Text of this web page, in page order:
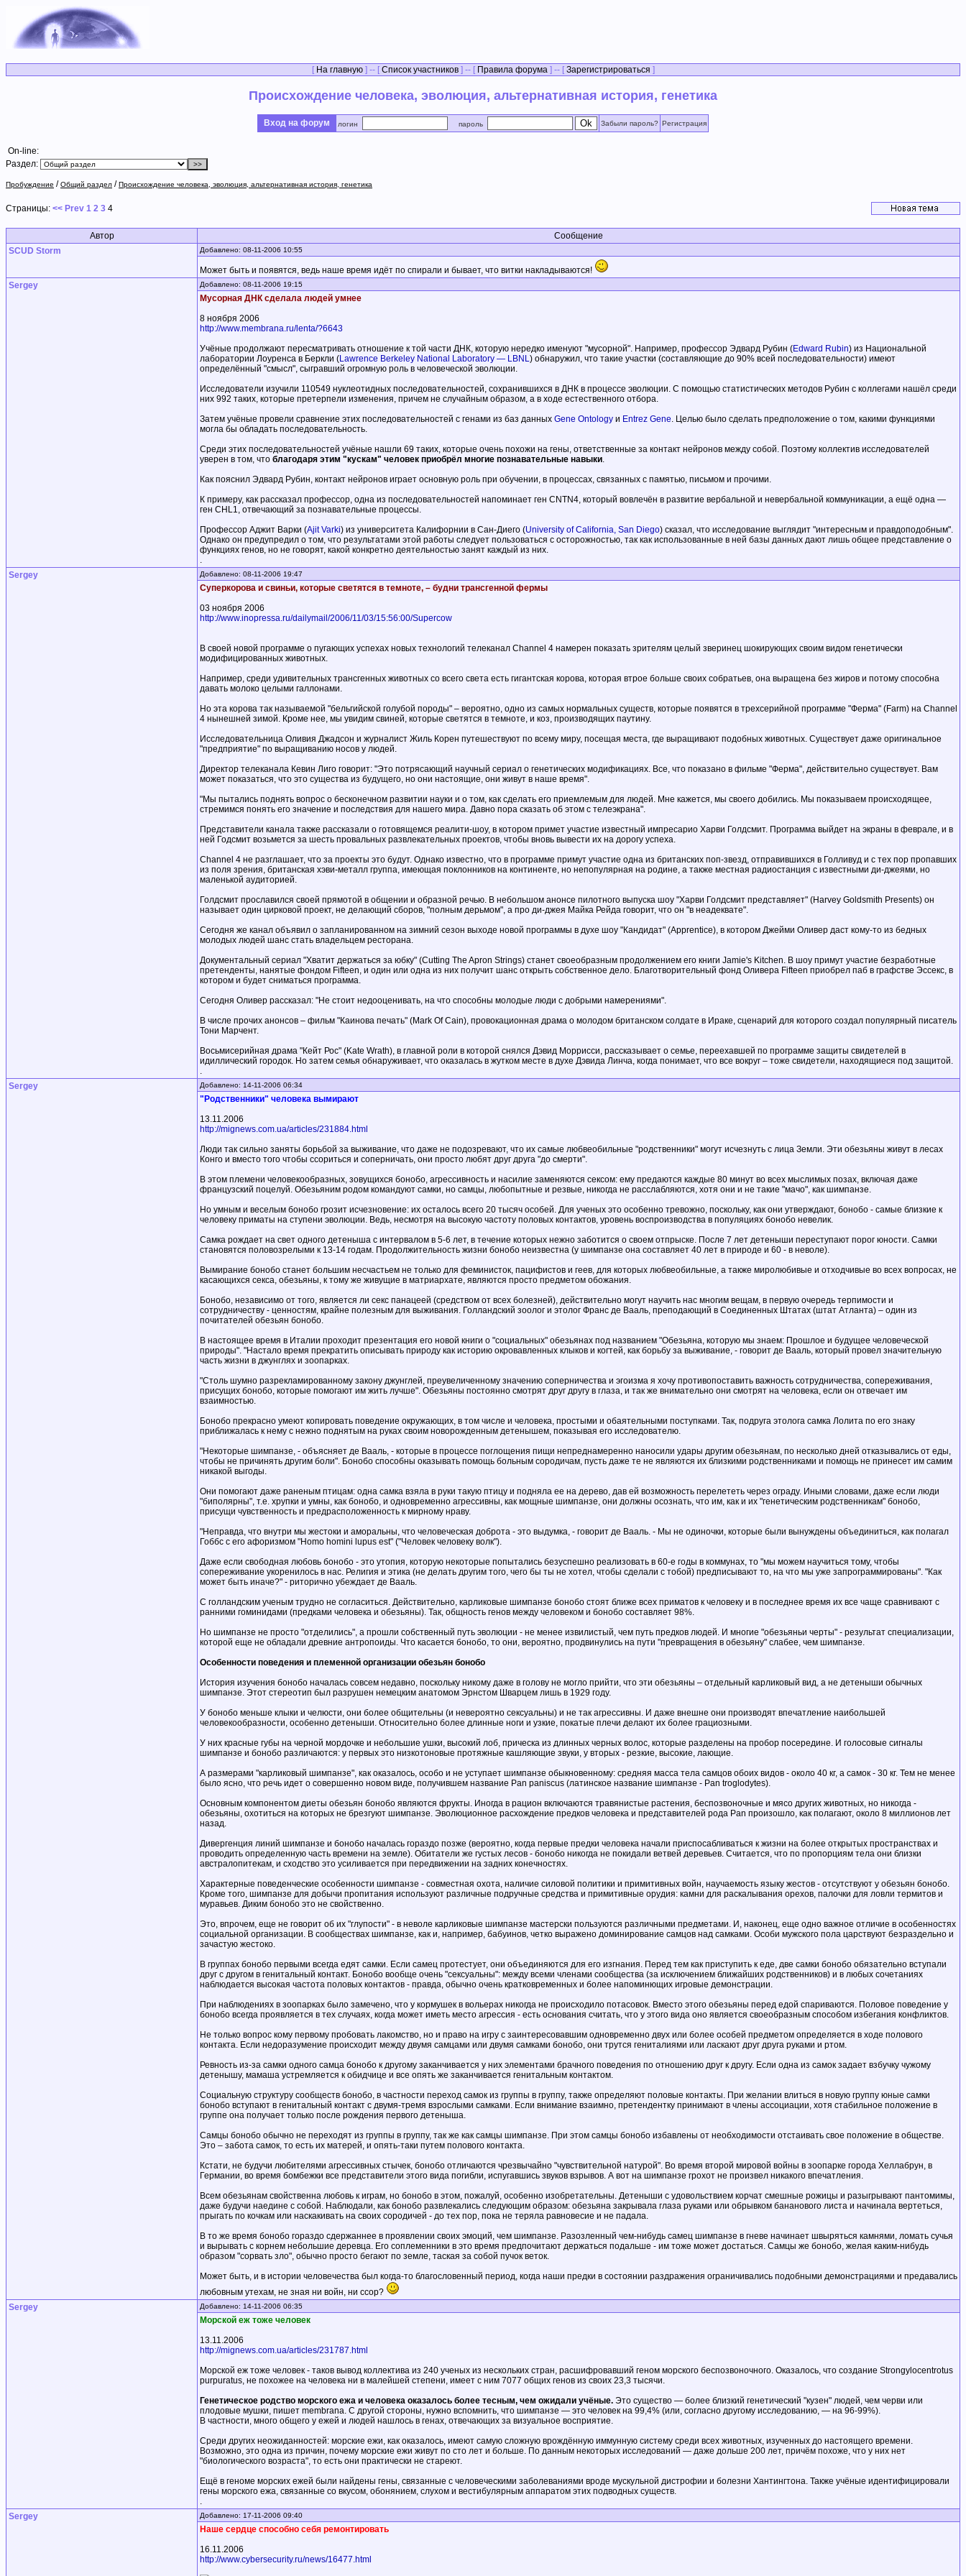
[ На главную] -- [ Список участников] -- [ Правила форума] -- [ Зарегистрироваться ]
Происхождение человека, эволюция, альтернативная история, генетика
Вход на форум логин пароль Забыли пароль? Регистрация
On-line:
Раздел:
Пробуждение /Общий раздел /Происхождение человека, эволюция, альтернативная история, генетика
Страницы: << Prev 1 2 3 4
Автор
Сообщение
SCUD Storm
Добавлено: 08-11-2006 10:55
Может быть и появятся, ведь наше время идёт по спирали и бывает, что витки накладываются!
Sergey
Добавлено: 08-11-2006 19:15
Мусорная ДНК сделала людей умнее
8 ноября 2006
http://www.membrana.ru/lenta/?6643
Учёные продолжают пересматривать отношение к той части ДНК, которую нередко именуют "мусорной". Например, профессор Эдвард Рубин (Edward Rubin) из Национальной
лаборатории Лоуренса в Беркли (Lawrence Berkeley National Laboratory — LBNL) обнаружил, что такие участки (составляющие до 90% всей последовательности) имеют
определённый "смысл", сыгравший огромную роль в человеческой эволюции.
Исследователи изучили 110549 нуклеотидных последовательностей, сохранившихся в ДНК в процессе эволюции. С помощью статистических методов Рубин с коллегами нашёл среди
них 992 таких, которые претерпели изменения, причем не случайным образом, а в ходе естественного отбора.
Затем учёные провели сравнение этих последовательностей с генами из баз данных Gene Ontology и Entrez Gene. Целью было сделать предположение о том, какими функциями
могла бы обладать последовательность.
Среди этих последовательностей учёные нашли 69 таких, которые очень похожи на гены, ответственные за контакт нейронов между собой. Поэтому коллектив исследователей
уверен в том, что благодаря этим "кускам" человек приобрёл многие познавательные навыки.
Как пояснил Эдвард Рубин, контакт нейронов играет основную роль при обучении, в процессах, связанных с памятью, письмом и прочими.
К примеру, как рассказал профессор, одна из последовательностей напоминает ген CNTN4, который вовлечён в развитие вербальной и невербальной коммуникации, а ещё одна —
ген CHL1, отвечающий за познавательные процессы.
Профессор Аджит Варки (Ajit Varki) из университета Калифорнии в Сан-Диего (University of California, San Diego) сказал, что исследование выглядит "интересным и правдоподобным".
Однако он предупредил о том, что результатами этой работы следует пользоваться с осторожностью, так как использованные в ней базы данных дают лишь общее представление о
функциях генов, но не говорят, какой конкретно деятельностью занят каждый из них.
.
Sergey
Добавлено: 08-11-2006 19:47
Суперкорова и свиньи, которые светятся в темноте, – будни трансгенной фермы
03 ноября 2006
http://www.inopressa.ru/dailymail/2006/11/03/15:56:00/Supercow
В своей новой программе о пугающих успехах новых технологий телеканал Channel 4 намерен показать зрителям целый зверинец шокирующих своим видом генетически
модифицированных животных.
Например, среди удивительных трансгенных животных со всего света есть гигантская корова, которая втрое больше своих собратьев, она выращена без жиров и потому способна
давать молоко целыми галлонами.
Но эта корова так называемой "бельгийской голубой породы" – вероятно, одно из самых нормальных существ, которые появятся в трехсерийной программе "Ферма" (Farm) на Channel
4 нынешней зимой. Кроме нее, мы увидим свиней, которые светятся в темноте, и коз, производящих паутину.
Исследовательница Оливия Джадсон и журналист Жиль Корен путешествуют по всему миру, посещая места, где выращивают подобных животных. Существует даже оригинальное
"предприятие" по выращиванию носов у людей.
Директор телеканала Кевин Лиго говорит: "Это потрясающий научный сериал о генетических модификациях. Все, что показано в фильме "Ферма", действительно существует. Вам
может показаться, что это существа из будущего, но они настоящие, они живут в наше время".
"Мы пытались поднять вопрос о бесконечном развитии науки и о том, как сделать его приемлемым для людей. Мне кажется, мы своего добились. Мы показываем происходящее,
стремимся понять его значение и последствия для нашего мира. Давно пора сказать об этом с телеэкрана".
Представители канала также рассказали о готовящемся реалити-шоу, в котором примет участие известный импресарио Харви Голдсмит. Программа выйдет на экраны в феврале, и в
ней Годсмит возьмется за шесть провальных развлекательных проектов, чтобы вновь вывести их на дорогу успеха.
Channel 4 не разглашает, что за проекты это будут. Однако известно, что в программе примут участие одна из британских поп-звезд, отправившихся в Голливуд и с тех пор пропавших
из поля зрения, британская хэви-металл группа, имеющая поклонников на континенте, но непопулярная на родине, а также местная радиостанция с известными ди-джеями, но
маленькой аудиторией.
Голдсмит прославился своей прямотой в общении и образной речью. В небольшом анонсе пилотного выпуска шоу "Харви Голдсмит представляет" (Harvey Goldsmith Presents) он
называет один цирковой проект, не делающий сборов, "полным дерьмом", а про ди-джея Майка Рейда говорит, что он "в неадеквате".
Сегодня же канал объявил о запланированном на зимний сезон выходе новой программы в духе шоу "Кандидат" (Apprentice), в котором Джейми Оливер даст кому-то из бедных
молодых людей шанс стать владельцем ресторана.
Документальный сериал "Хватит держаться за юбку" (Cutting The Apron Strings) станет своеобразным продолжением его книги Jamie's Kitchen. В шоу примут участие безработные
претенденты, нанятые фондом Fifteen, и один или одна из них получит шанс открыть собственное дело. Благотворительный фонд Оливера Fifteen приобрел паб в графстве Эссекс, в
котором и будет сниматься программа.
Сегодня Оливер рассказал: "Не стоит недооценивать, на что способны молодые люди с добрыми намерениями".
В числе прочих анонсов – фильм "Каинова печать" (Mark Of Cain), провокационная драма о молодом британском солдате в Ираке, сценарий для которого создал популярный писатель
Тони Марчент.
Восьмисерийная драма "Кейт Рос" (Kate Wrath), в главной роли в которой снялся Дэвид Моррисси, рассказывает о семье, переехавшей по программе защиты свидетелей в
идиллический городок. Но затем семья обнаруживает, что оказалась в жутком месте в духе Дэвида Линча, когда понимает, что все вокруг – тоже свидетели, находящиеся под защитой.
.
Sergey
Добавлено: 14-11-2006 06:34
"Родственники" человека вымирают
13.11.2006
http://mignews.com.ua/articles/231884.html
Люди так сильно заняты борьбой за выживание, что даже не подозревают, что их самые любвеобильные "родственники" могут исчезнуть с лица Земли. Эти обезьяны живут в лесах
Конго и вместо того чтобы ссориться и соперничать, они просто любят друг друга "до смерти".
В этом племени человекообразных, зовущихся бонобо, агрессивность и насилие заменяются сексом: ему предаются каждые 80 минут во всех мыслимых позах, включая даже
французский поцелуй. Обезьяним родом командуют самки, но самцы, любопытные и резвые, никогда не расслабляются, хотя они и не такие "мачо", как шимпанзе.
Но умным и веселым бонобо грозит исчезновение: их осталось всего 20 тысяч особей. Для ученых это особенно тревожно, поскольку, как они утверждают, бонобо - самые близкие к
человеку приматы на ступени эволюции. Ведь, несмотря на высокую частоту половых контактов, уровень воспроизводства в популяциях бонобо невелик.
Самка рождает на свет одного детеныша с интервалом в 5-6 лет, в течение которых нежно заботится о своем отпрыске. После 7 лет детеныши переступают порог юности. Самки
становятся половозрелыми к 13-14 годам. Продолжительность жизни бонобо неизвестна (у шимпанзе она составляет 40 лет в природе и 60 - в неволе).
Вымирание бонобо станет большим несчастьем не только для феминисток, пацифистов и геев, для которых любвеобильные, а также миролюбивые и отходчивые во всех вопросах, не
касающихся секса, обезьяны, к тому же живущие в матриархате, являются просто предметом обожания.
Бонобо, независимо от того, является ли секс панацеей (средством от всех болезней), действительно могут научить нас многим вещам, в первую очередь терпимости и
сотрудничеству - ценностям, крайне полезным для выживания. Голландский зоолог и этолог Франс де Вааль, преподающий в Соединенных Штатах (штат Атланта) – один из
почитателей обезьян бонобо.
В настоящее время в Италии проходит презентация его новой книги о "социальных" обезьянах под названием "Обезьяна, которую мы знаем: Прошлое и будущее человеческой
природы". "Настало время прекратить описывать природу как историю окровавленных клыков и когтей, как борьбу за выживание, - говорит де Вааль, который провел значительную
часть жизни в джунглях и зоопарках.
"Столь шумно разрекламированному закону джунглей, преувеличенному значению соперничества и эгоизма я хочу противопоставить важность сотрудничества, сопереживания,
присущих бонобо, которые помогают им жить лучше". Обезьяны постоянно смотрят друг другу в глаза, и так же внимательно они смотрят на человека, если он отвечает им
взаимностью.
Бонобо прекрасно умеют копировать поведение окружающих, в том числе и человека, простыми и обаятельными поступками. Так, подруга этолога самка Лолита по его знаку
приближалась к нему с нежно поднятым на руках своим новорожденным детенышем, показывая его исследователю.
"Некоторые шимпанзе, - объясняет де Вааль, - которые в процессе поглощения пищи непреднамеренно наносили удары другим обезьянам, по несколько дней отказывались от еды,
чтобы не причинять другим боли". Бонобо способны оказывать помощь больным сородичам, пусть даже те не являются их близкими родственниками и помощь не принесет им самим
никакой выгоды.
Они помогают даже раненым птицам: одна самка взяла в руки такую птицу и подняла ее на дерево, дав ей возможность перелететь через ограду. Иными словами, даже если люди
"биполярны", т.е. хрупки и умны, как бонобо, и одновременно агрессивны, как мощные шимпанзе, они должны осознать, что им, как и их "генетическим родственникам" бонобо,
присущи чувственность и предрасположенность к мирному нраву.
"Неправда, что внутри мы жестоки и аморальны, что человеческая доброта - это выдумка, - говорит де Вааль. - Мы не одиночки, которые были вынуждены объединиться, как полагал
Гоббс с его афоризмом "Homo homini lupus est" ("Человек человеку волк").
Даже если свободная любовь бонобо - это утопия, которую некоторые попытались безуспешно реализовать в 60-е годы в коммунах, то "мы можем научиться тому, чтобы
сопереживание укоренилось в нас. Религия и этика (не делать другим того, чего бы ты не хотел, чтобы сделали с тобой) предписывают то, на что мы уже запрограммированы". "Как
может быть иначе?" - риторично убеждает де Вааль.
С голландским ученым трудно не согласиться. Действительно, карликовые шимпанзе бонобо стоят ближе всех приматов к человеку и в последнее время их все чаще сравнивают с
ранними гоминидами (предками человека и обезьяны). Так, общность генов между человеком и бонобо составляет 98%.
Но шимпанзе не просто "отделились", а прошли собственный путь эволюции - не менее извилистый, чем путь предков людей. И многие "обезьяньи черты" - результат специализации,
которой еще не обладали древние антропоиды. Что касается бонобо, то они, вероятно, продвинулись на пути "превращения в обезьяну" слабее, чем шимпанзе.
Особенности поведения и племенной организации обезьян бонобо
История изучения бонобо началась совсем недавно, поскольку никому даже в голову не могло прийти, что эти обезьяны – отдельный карликовый вид, а не детеныши обычных
шимпанзе. Этот стереотип был разрушен немецким анатомом Эрнстом Шварцем лишь в 1929 году.
У бонобо меньше клыки и челюсти, они более общительны (и невероятно сексуальны) и не так агрессивны. И даже внешне они производят впечатление наибольшей
человекообразности, особенно детеныши. Относительно более длинные ноги и узкие, покатые плечи делают их более грациозными.
У них красные губы на черной мордочке и небольшие ушки, высокий лоб, прическа из длинных черных волос, которые разделены на пробор посередине. И голосовые сигналы
шимпанзе и бонобо различаются: у первых это низкотоновые протяжные кашляющие звуки, у вторых - резкие, высокие, лающие.
А размерами "карликовый шимпанзе", как оказалось, особо и не уступает шимпанзе обыкновенному: средняя масса тела самцов обоих видов - около 40 кг, а самок - 30 кг. Тем не менее
было ясно, что речь идет о совершенно новом виде, получившем название Pan paniscus (латинское название шимпанзе - Pan troglodytes).
Основным компонентом диеты обезьян бонобо являются фрукты. Иногда в рацион включаются травянистые растения, беспозвоночные и мясо других животных, но никогда -
обезьяны, охотиться на которых не брезгуют шимпанзе. Эволюционное расхождение предков человека и представителей рода Pan произошло, как полагают, около 8 миллионов лет
назад.
Дивергенция линий шимпанзе и бонобо началась гораздо позже (вероятно, когда первые предки человека начали приспосабливаться к жизни на более открытых пространствах и
проводить определенную часть времени на земле). Обитатели же густых лесов - бонобо никогда не покидали ветвей деревьев. Считается, что по пропорциям тела они близки
австралопитекам, и сходство это усиливается при передвижении на задних конечностях.
Характерные поведенческие особенности шимпанзе - совместная охота, наличие силовой политики и примитивных войн, научаемость языку жестов - отсутствуют у обезьян бонобо.
Кроме того, шимпанзе для добычи пропитания используют различные подручные средства и примитивные орудия: камни для раскалывания орехов, палочки для ловли термитов и
муравьев. Диким бонобо это не свойственно.
Это, впрочем, еще не говорит об их "глупости" - в неволе карликовые шимпанзе мастерски пользуются различными предметами. И, наконец, еще одно важное отличие в особенностях
социальной организации. В сообществах шимпанзе, как и, например, бабуинов, четко выражено доминирование самцов над самками. Особи мужского пола царствуют безраздельно и
зачастую жестоко.
В группах бонобо первыми всегда едят самки. Если самец протестует, они объединяются для его изгнания. Перед тем как приступить к еде, две самки бонобо обязательно вступали
друг с другом в генитальный контакт. Бонобо вообще очень "сексуальны": между всеми членами сообщества (за исключением ближайших родственников) и в любых сочетаниях
наблюдается высокая частота половых контактов - правда, обычно очень кратковременных и более напоминющих игровые демонстрации.
При наблюдениях в зоопарках было замечено, что у кормушек в вольерах никогда не происходило потасовок. Вместо этого обезьяны перед едой спариваются. Половое поведение у
бонобо всегда проявляется в тех случаях, когда может иметь место агрессия - есть основания считать, что у этого вида оно является своеобразным способом избегания конфликтов.
Не только вопрос кому первому пробовать лакомство, но и право на игру с заинтересовавшим одновременно двух или более особей предметом определяется в ходе полового
контакта. Если недоразумение происходит между двумя самцами или двумя самками бонобо, они трутся гениталиями или ласкают друг друга руками и ртом.
Ревность из-за самки одного самца бонобо к другому заканчивается у них элементами брачного поведения по отношению друг к другу. Если одна из самок задает взбучку чужому
детенышу, мамаша устремляется к обидчице и все опять же заканчивается генитальным контактом.
Социальную структуру сообществ бонобо, в частности переход самок из группы в группу, также определяют половые контакты. При желании влиться в новую группу юные самки
бонобо вступают в генитальный контакт с двумя-тремя взрослыми самками. Если внимание взаимно, претендентку принимают в члены ассоциации, хотя стабильное положение в
группе она получает только после рождения первого детеныша.
Самцы бонобо обычно не переходят из группы в группу, так же как самцы шимпанзе. При этом самцы бонобо избавлены от необходимости отстаивать свое положение в обществе.
Это – забота самок, то есть их матерей, и опять-таки путем полового контакта.
Кстати, не будучи любителями агрессивных стычек, бонобо отличаются чрезвычайно "чувствительной натурой". Во время второй мировой войны в зоопарке города Хеллабрун, в
Германии, во время бомбежки все представители этого вида погибли, испугавшись звуков взрывов. А вот на шимпанзе грохот не произвел никакого впечатления.
Всем обезьянам свойственна любовь к играм, но бонобо в этом, пожалуй, особенно изобретательны. Детеныши с удовольствием корчат смешные рожицы и разыгрывают пантомимы,
даже будучи наедине с собой. Наблюдали, как бонобо развлекались следующим образом: обезьяна закрывала глаза руками или обрывком бананового листа и начинала вертеться,
прыгать по кочкам или наскакивать на своих сородичей - до тех пор, пока не теряла равновесие и не падала.
В то же время бонобо гораздо сдержаннее в проявлении своих эмоций, чем шимпанзе. Разозленный чем-нибудь самец шимпанзе в гневе начинает швыряться камнями, ломать сучья
и вырывать с корнем небольшие деревца. Его соплеменники в это время предпочитают держаться подальше - им тоже может достаться. Самцы же бонобо, желая каким-нибудь
образом "сорвать зло", обычно просто бегают по земле, таская за собой пучок веток.
Может быть, и в истории человечества был когда-то благословенный период, когда наши предки в состоянии раздражения ограничивались подобными демонстрациями и предавались
любовным утехам, не зная ни войн, ни ссор?
Sergey
Добавлено: 14-11-2006 06:35
Морской еж тоже человек
13.11.2006
http://mignews.com.ua/articles/231787.html
Морской еж тоже человек - таков вывод коллектива из 240 ученых из нескольких стран, расшифровавший геном морского беспозвоночного. Оказалось, что создание Strongylocentrotus
purpuratus, не похожее на человека ни в малейшей степени, имеет с ним 7077 общих генов из своих 23,3 тысячи.
Генетическое родство морского ежа и человека оказалось более тесным, чем ожидали учёные. Это существо — более близкий генетический "кузен" людей, чем черви или
плодовые мушки, пишет membrana. С другой стороны, нужно вспомнить, что шимпанзе — это человек на 99,4% (или, согласно другому исследованию, — на 96-99%).
В частности, много общего у ежей и людей нашлось в генах, отвечающих за визуальное восприятие.
Среди других неожиданностей: морские ежи, как оказалось, имеют самую сложную врождённую иммунную систему среди всех животных, изученных до настоящего времени.
Возможно, это одна из причин, почему морские ежи живут по сто лет и больше. По данным некоторых исследований — даже дольше 200 лет, причём похоже, что у них нет
"биологического возраста", то есть они практически не стареют.
Ещё в геноме морских ежей были найдены гены, связанные с человеческими заболеваниями вроде мускульной дистрофии и болезни Хантингтона. Также учёные идентифицировали
гены морского ежа, связанные со вкусом, обонянием, слухом и вестибулярным аппаратом этих подводных существ.
.
Sergey
Добавлено: 17-11-2006 09:40
Наше сердце способно себя ремонтировать
16.11.2006
http://www.cybersecurity.ru/news/16477.html